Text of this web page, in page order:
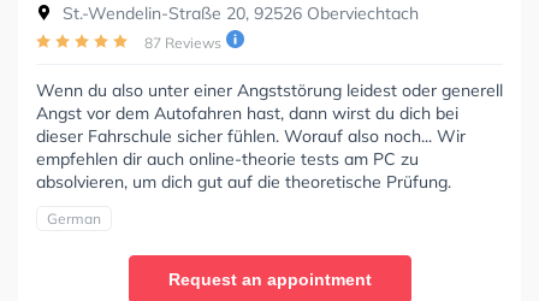
St.-Wendelin-Straße 20, 92526 Oberviechtach
87 Reviews
Wenn du also unter einer Angststörung leidest oder generell
Angst vor dem Autofahren hast, dann wirst du dich bei
dieser Fahrschule sicher fühlen. Worauf also noch... Wir
empfehlen dir auch online-theorie tests am PC zu
absolvieren, um dich gut auf die theoretische Prüfung.
German
Request an appointment